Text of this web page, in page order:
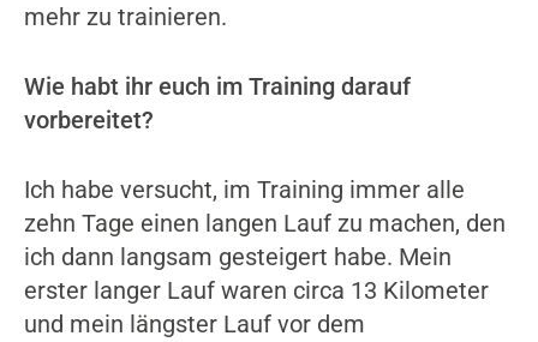
mehr zu trainieren.
Wie habt ihr euch im Training darauf
vorbereitet?
Ich habe versucht, im Training immer alle
zehn Tage einen langen Lauf zu machen, den
ich dann langsam gesteigert habe. Mein
erster langer Lauf waren circa 13 Kilometer
und mein längster Lauf vor dem